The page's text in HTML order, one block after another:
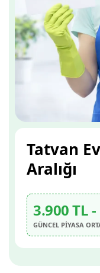
Tatvan
Aralığı
3.900 TL
GÜNCEL PİYASA